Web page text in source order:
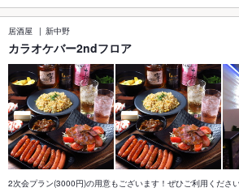
居酒屋 新中野
カラオケバー2ndフロア
2次会プラン(3000円)の用意もございます！ぜひご利用くださ